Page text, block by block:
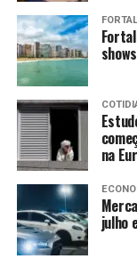
na
julho